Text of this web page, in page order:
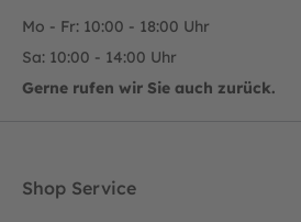
Mo - Fr: 10:00 - 18:00 Uhr
Sa: 10:00 - 14:00 Uhr
Gerne rufen wir Sie auch zurück.
Shop Service